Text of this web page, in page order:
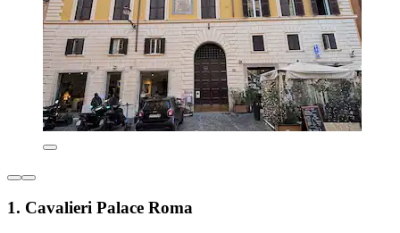
1. Cavalieri Palace Roma